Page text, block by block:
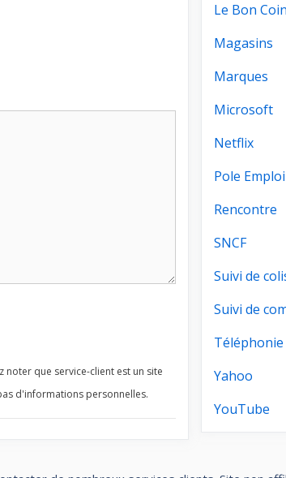
noter que service-client est un site
d'informations personnelles.
Le Bon Coin
Magasins
Marques
Microsoft
Netflix
Pole Emploi
Rencontre
SNCF
Suivi de
Suivi de
Téléphonie
Yahoo
YouTube